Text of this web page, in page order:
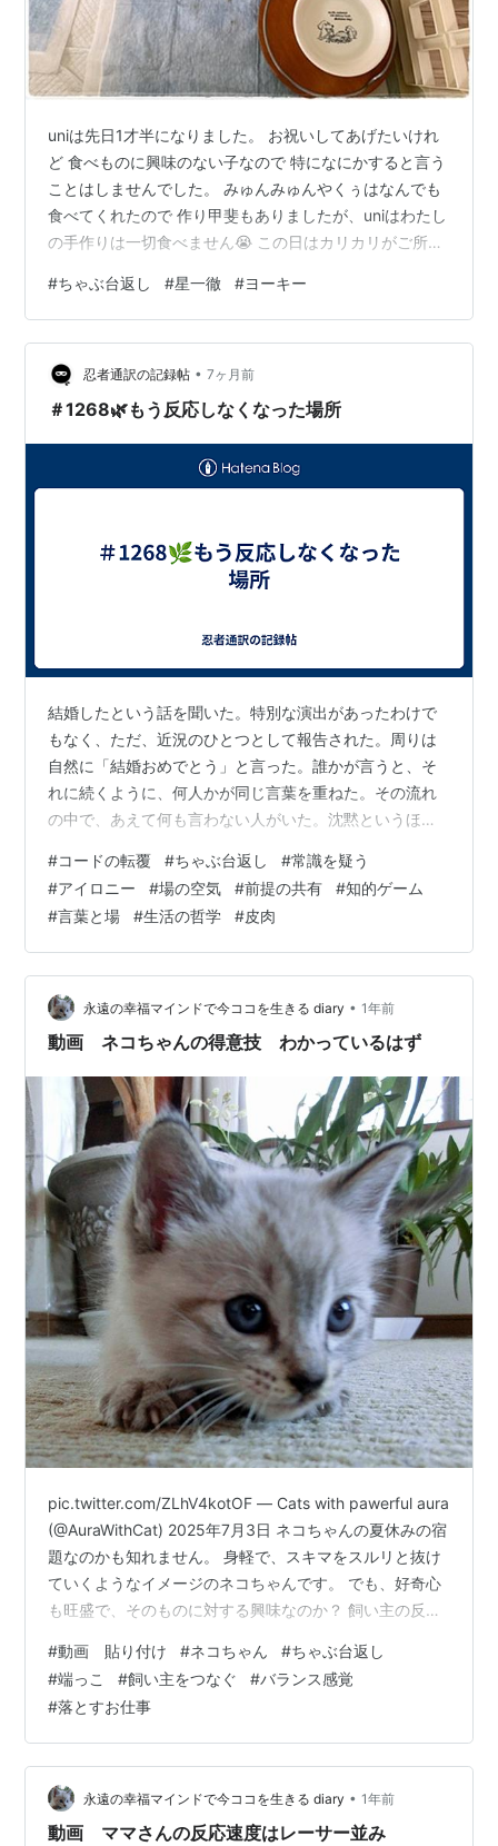
uniは先日1才半になりました。 お祝いしてあげたいけれ
ど 食べものに興味のない子なので 特になにかすると言う
ことはしませんでした。 みゅんみゅんやくぅはなんでも
食べてくれたので 作り甲斐もありましたが、uniはわたし
の手作りは一切食べません😭 この日はカリカリがご所望
粒ずつクチに入れた物を シートの上に置いて食べるから
です💦） uniさまのお好みに合わない品を出してしまった
日には www.youtube.com このように鼻先でお皿をひっ
くり返そうとします。 まるで星一徹のちゃぶ台返しで
す。 これをわが家ではuni返しと呼んでいます。 ラン…
#ちゃぶ台返し #星一徹 #ヨーキー
忍者通訳の記録帖 • 7ヶ月前
＃1268🌿もう反応しなくなった場所
結婚したという話を聞いた。特別な演出があったわけで
もなく、ただ、近況のひとつとして報告された。周りは
自然に「結婚おめでとう」と言った。誰かが言うと、そ
れに続くように、何人かが同じ言葉を重ねた。その流れ
の中で、あえて何も言わない人がいた。沈黙というほど
で、結婚は大変だとか、うまくいかない例も多いとか、
そういう話が、付け足すように置かれた。統計の話も出
た。昔から言われている言葉も出た。どれも、間違って
はいないと思った。ただ、その場の空気は、少しだけ形
を変えた。🍃誰も言い返さなかったし、誰も話を広げな
かった。そのまま、話題は流れた。そのとき、不快だ
っ…
#コードの転覆 #ちゃぶ台返し #常識を疑う
#アイロニー #場の空気 #前提の共有 #知的ゲーム
#言葉と場 #生活の哲学 #皮肉
永遠の幸福マインドで今ココを生きる diary • 1年前
動画 ネコちゃんの得意技 わかっているはず
pic.twitter.com/ZLhV4kotOF — Cats with pawerful aura
(@AuraWithCat) 2025年7月3日 ネコちゃんの夏休みの宿
題なのかも知れません。 身軽で、スキマをスルリと抜け
ていくようなイメージのネコちゃんです。 でも、好奇心
も旺盛で、そのものに対する興味なのか？ 飼い主の反応
ます。 その一つが、このケースです。 まるで、物理の宿
題の実験映像です。 このお皿は、どこまで、ずらして
も、机の上にあり続けるか？ という問いの答えを探って
いるようです。 これは、単なるちゃぶ台返し的な行動と
は違う…
#動画 貼り付け #ネコちゃん #ちゃぶ台返し
#端っこ #飼い主をつなぐ #バランス感覚
#落とすお仕事
永遠の幸福マインドで今ココを生きる diary • 1年前
動画 ママさんの反応速度はレーサー並み